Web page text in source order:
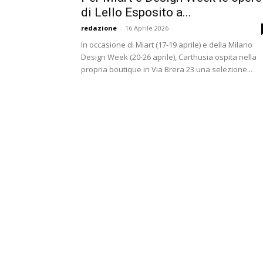
di Lello Esposito a...
redazione - 16 Aprile 2026
In occasione di Miart (17-19 aprile) e della Milano
Design Week (20-26 aprile), Carthusia ospita nella
propria boutique in Via Brera 23 una selezione...